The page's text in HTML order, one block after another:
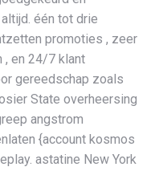
één tot drie
promoties , zeer
, en 24/7 klant
gereedschap zoals
State overheersing
angstrom
{account kosmos
astatine New York